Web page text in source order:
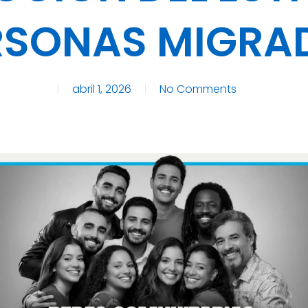
abril 1, 2026 No Comments